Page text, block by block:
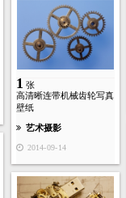
1 张
高清晰连带机械齿轮写真
壁纸
艺术摄影
2014-09-14